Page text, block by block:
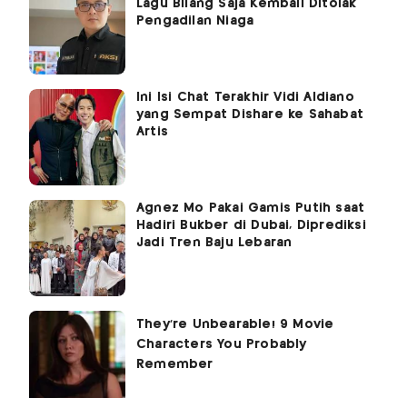
Lagu Bilang Saja Kembali Ditolak
Pengadilan Niaga
Ini Isi Chat Terakhir Vidi Aldiano
yang Sempat Dishare ke Sahabat
Artis
Agnez Mo Pakai Gamis Putih saat
Hadiri Bukber di Dubai, Diprediksi
Jadi Tren Baju Lebaran